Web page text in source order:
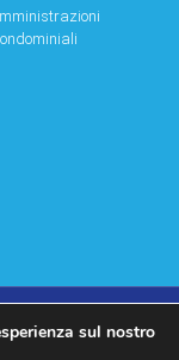
& Paesi
sul nostro